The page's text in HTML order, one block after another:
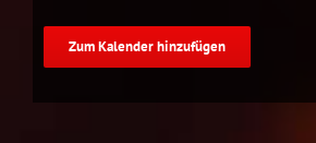
Zum Kalender hinzufügen